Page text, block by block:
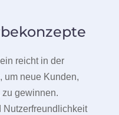
reicht in der
um neue Kunden,
zu gewinnen.
Nutzerfreundlichkeit